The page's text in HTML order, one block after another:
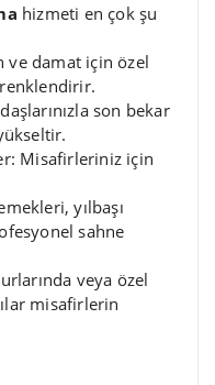
hizmeti en çok şu
ve damat için özel
son bekar
Misafirleriniz için
yılbaşı
sahne
veya özel
misafirlerin